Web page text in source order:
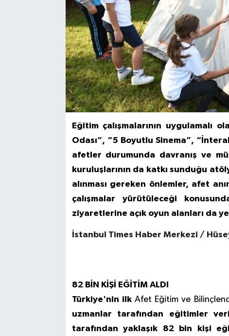
Eğitim çalışmalarının uygulamalı
Odası”, “5 Boyutlu Sinema”,
afetler durumunda davranış ve
kuruluşlarının da katkı sunduğu
alınması gereken önlemler, afet
çalışmalar yürütüleceği
ziyaretlerine açık oyun alanları da
İstanbul Times Haber Merkezi /
82 BİN KİŞİ EĞİTİM ALDI
Türkiye'nin ilk Afet Eğitim ve
uzmanlar tarafından eğitimler
tarafından yaklaşık 82 bin kişi